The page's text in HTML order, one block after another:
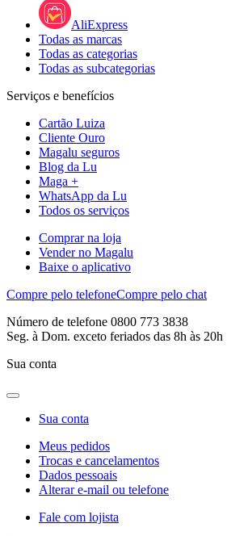
AliExpress
Todas as marcas
Todas as categorias
Todas as subcategorias
Serviços e benefícios
Cartão Luiza
Cliente Ouro
Magalu seguros
Blog da Lu
Maga +
WhatsApp da Lu
Todos os serviços
Comprar na loja
Vender no Magalu
Baixe o aplicativo
Compre pelo telefoneCompre pelo chat
Número de telefone 0800 773 3838
Seg. à Dom. exceto feriados das 8h às 20h
Sua conta
Sua conta
Meus pedidos
Trocas e cancelamentos
Dados pessoais
Alterar e-mail ou telefone
Fale com lojista